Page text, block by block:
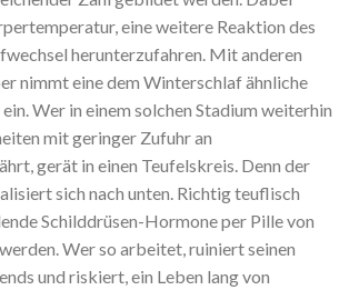
eine weitere Reaktion des
herunterzufahren. Mit anderen
nimmt eine dem Winterschlaf ähnliche
Wer in einem solchen Stadium weiterhin
mit geringer Zufuhr an
gerät in einen Teufelskreis. Denn der
sich nach unten. Richtig teuflisch
Schilddrüsen-Hormone per Pille von
Wer so arbeitet, ruiniert seinen
und riskiert, ein Leben lang von